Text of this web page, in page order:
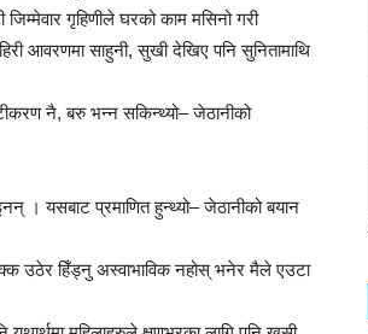
गृहिणीले घरको काम मसिनो गरी
आवरणमा साहुनी, सुखी देखिए पनि सुनितामाथि
नै, बरु भन्न सकिन्थ्यो– जेठानीको
। यसबाट प्रमाणित हुन्थ्यो– जेठानीको बयान
उठेर हिँड्नु अस्वाभाविक नहोस् भनेर मैले एउटा